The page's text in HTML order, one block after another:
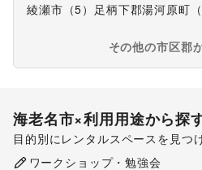
綾瀬市 （5） 足柄下郡湯河原町 （
その他の市区郡
海老名市×利用用途から探
目的別にレンタルスペースを見つ
ポップアップストア
販促イベント
ワークショップ・勉強会